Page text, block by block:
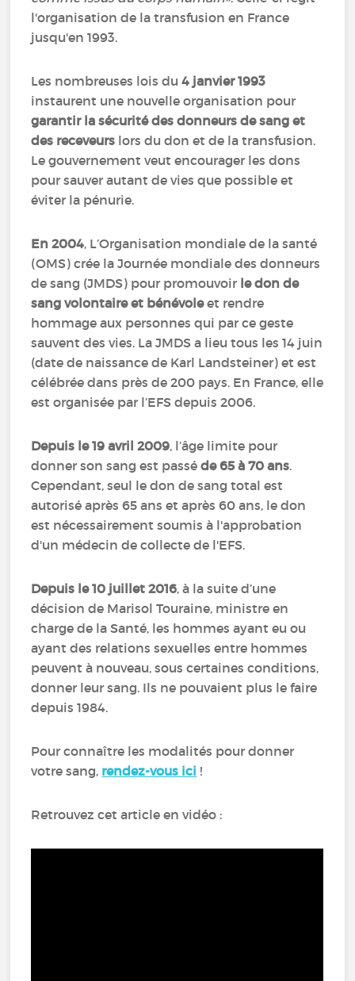
l'organisation de la transfusion en France
jusqu'en 1993.
Les nombreuses lois du4 janvier 1993
instaurent une nouvelle organisation pour
garantir la sécurité des donneurs de sang et
des receveurs lors du don et de la transfusion.
Le gouvernement veut encourager les dons
pour sauver autant de vies que possible et
éviter la pénurie.
En 2004, L’Organisation mondiale de la santé
(OMS) crée la Journée mondiale des donneurs
de sang (JMDS) pour promouvoir le don de
sang volontaire et bénévoleet rendre
hommage aux personnes qui par ce geste
sauvent des vies. La JMDS a lieu tous les 14 juin
(date de naissance de Karl Landsteiner) et est
célébrée dans près de 200 pays. En France, elle
est organisée par l’EFS depuis 2006.
Depuis le 19 avril 2009, l’âge limite pour
donner son sang est passéde 65 à 70 ans.
Cependant, seul le don de sang total est
autorisé après 65 ans et après 60 ans, le don
est nécessairement soumis à l'approbation
d'un médecin de collecte de l'EFS.
Depuis le 10 juillet 2016, à la suite d’une
décision de Marisol Touraine, ministre en
charge de la Santé, les hommes ayant eu ou
ayant des relations sexuelles entre hommes
peuvent à nouveau, sous certaines conditions,
donner leur sang. Ils ne pouvaient plus le faire
depuis 1984.
Pour connaître les modalités pour donner
votre sang, rendez-vous ici !
Retrouvez cet article en vidéo :